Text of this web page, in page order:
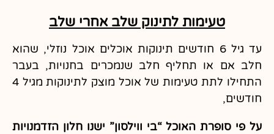
טעימות לתינוק שלב אחרי שלב
עד גיל 6 חודשים תינוקות אוכלים אוכל נוזלי, שהוא
חלב אם או תחליף חלב שנמכרים בחנויות, בעבר
התחילו לתת טעימות של אוכל מוצק לתינוקות מגיל 4
חודשים,
על פי סופרת האוכל “בי ווילסון” ישנו חלון הזדמנויות